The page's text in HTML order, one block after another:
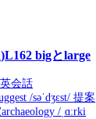
bigとlarge
会話
/səˈdʒɛst/ 提案
/ˌɑːrki